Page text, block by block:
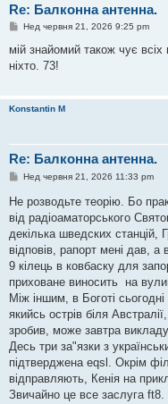
Re: Балконна антенна.
П
в
д
л
е
я
Нед червня 21, 2026 9:25 pm
мій знайомий також чує
ніхто. 73!
Konstantin M
Re: Балконна антенна.
П
і
д
м
л
е
н
н
я
Нед червня 21, 2026 11:33 pm
Не розводьте теорію. Бо
від радіоаматорського
декілька шведских станцій,
відповів, рапорт мені дав,
9 кілець в ковбаску для
приховане виносить на
Між іншим, в Боготі
якийсь острів біля
зробив, може завтра викладу.
Десь три за"язки з
підтверджена eqsl. Окрім
відправляють, Кенія на
Звичайно це все заслуга ft8.